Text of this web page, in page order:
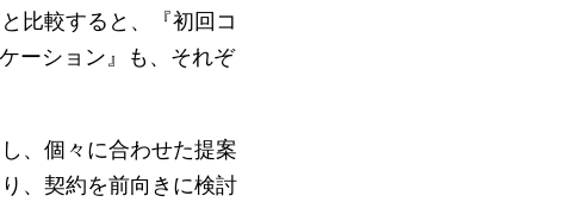
比較すると、『初回コ
ーション』も、それぞ
、個々に合わせた提案
、契約を前向きに検討